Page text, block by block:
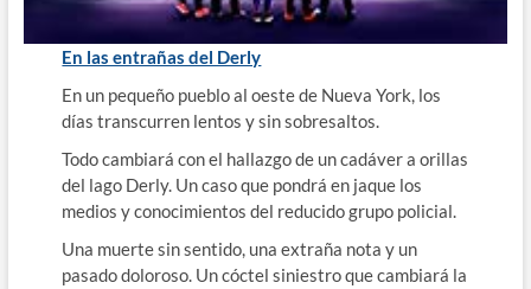
En las entrañas del Derly
En un pequeño pueblo al oeste de Nueva York, los
días transcurren lentos y sin sobresaltos.
Todo cambiará con el hallazgo de un cadáver a orillas
del lago Derly. Un caso que pondrá en jaque los
medios y conocimientos del reducido grupo policial.
Una muerte sin sentido, una extraña nota y un
pasado doloroso. Un cóctel siniestro que cambiará la